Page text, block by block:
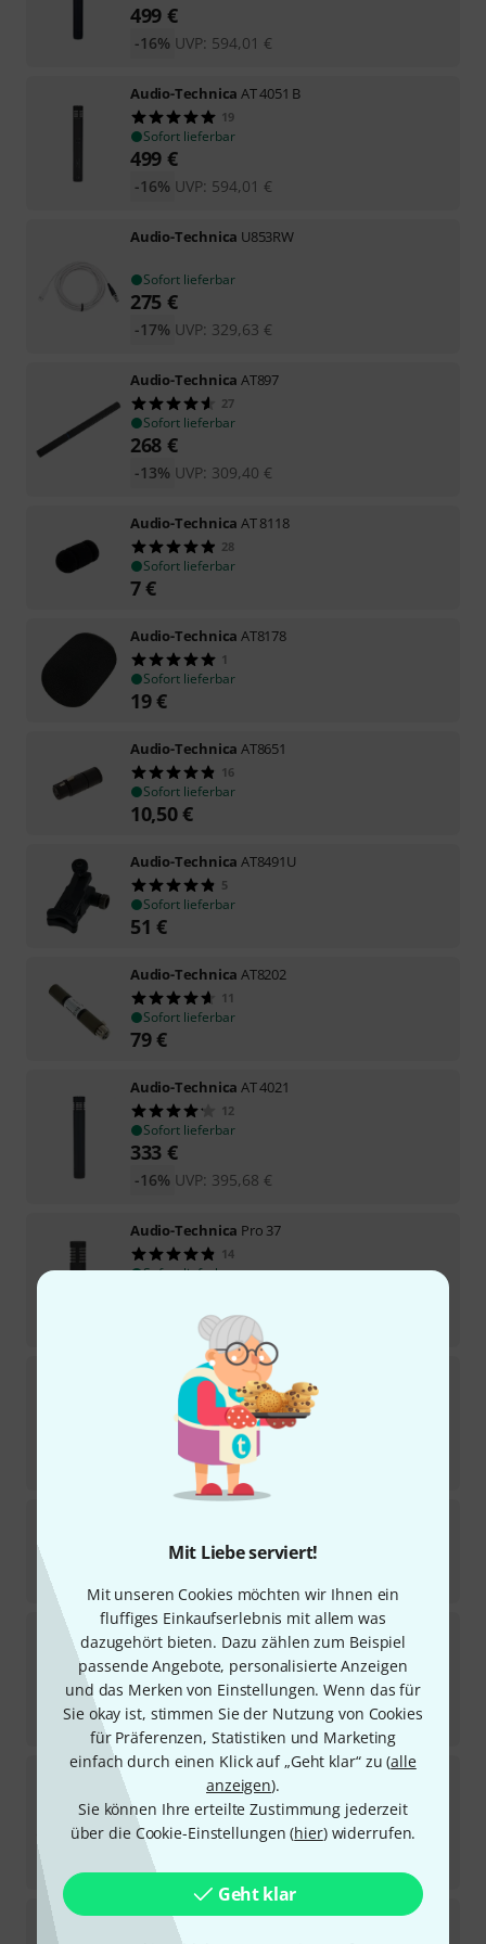
Mit Liebe serviert!
Mit unseren Cookies möchten wir Ihnen ein
fluffiges Einkaufserlebnis mit allem was
dazugehört bieten. Dazu zählen zum Beispiel
passende Angebote, personalisierte Anzeigen
und das Merken von Einstellungen. Wenn das für
Sie okay ist, stimmen Sie der Nutzung von Cookies
für Präferenzen, Statistiken und Marketing
einfach durch einen Klick auf „Geht klar“ zu (alle
anzeigen).
Sie können Ihre erteilte Zustimmung jederzeit
über die Cookie-Einstellungen (hier) widerrufen.
Geht klar
499 €
UVP: 594,01 €
-16%
Audio-Technica AT 4051 B
19
Sofort lieferbar
499 €
UVP: 594,01 €
-16%
Audio-Technica U853RW
Sofort lieferbar
275 €
UVP: 329,63 €
-17%
Audio-Technica AT897
27
Sofort lieferbar
268 €
UVP: 309,40 €
-13%
Audio-Technica AT 8118
28
Sofort lieferbar
7€
Audio-Technica AT8178
1
Sofort lieferbar
19€
Audio-Technica AT8651
16
Sofort lieferbar
10,50€
Audio-Technica AT8491U
5
Sofort lieferbar
51 €
Audio-Technica AT8202
11
Sofort lieferbar
79€
Audio-Technica AT 4021
12
Sofort lieferbar
333 €
UVP: 395,68 €
-16%
Audio-Technica Pro 37
14
Sofort lieferbar
UVP: 207,26
Audio-Technica AE 5100
15
Sofort lieferbar
UVP:347,48
Sofort lieferbar
Audio-Technica U857QU
2
Sofort lieferbar
299€
UVP:351,05 €
-15%
Audio-Technica ATM350PL
1
Sofort lieferbar
359 €
-13%
Audio-TechnicaAT 8033